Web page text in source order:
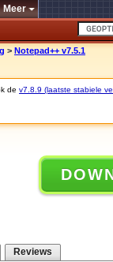
Meer
> Notepad++ v7.5.1
de v7.8.9 (laatste stabiele
Reviews